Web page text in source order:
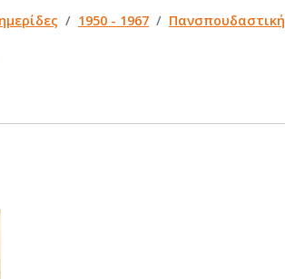
1950 - 1967 Πανσπουδαστική